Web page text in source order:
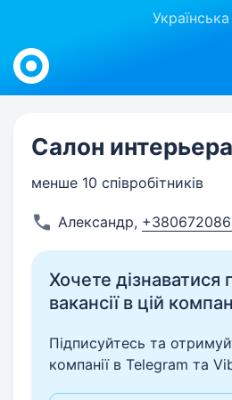
Українська
Work.ua
Салон
менше 10 співробітників
Александр,
Хочете дізнаватися
вакансії в цій
Підписуйтесь та
компанії в Telegram та